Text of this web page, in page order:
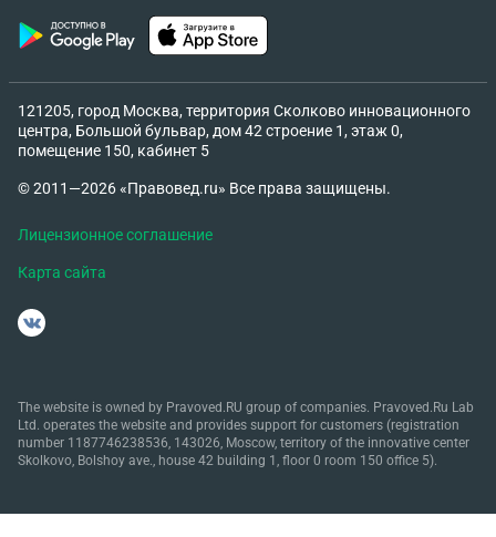
121205, город Москва, территория Сколково инновационного
центра, Большой бульвар, дом 42 строение 1, этаж 0,
помещение 150, кабинет 5
© 2011—2026 «Правовед.ru» Все права защищены.
Лицензионное соглашение
Карта сайта
The website is owned by Pravoved.RU group of companies. Pravoved.Ru Lab
Ltd. operates the website and provides support for customers (registration
number 1187746238536, 143026, Moscow, territory of the innovative center
Skolkovo, Bolshoy ave., house 42 building 1, floor 0 room 150 office 5).